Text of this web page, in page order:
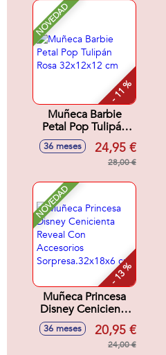
NOVEDAD
- 11 %
Muñeca Barbie
Petal Pop Tulipán
Rosa 32x12x12 cm
36 meses 24,95 €
28,00 €
NOVEDAD
- 13 %
Muñeca Princesa
Disney Cenicienta
Reveal Con
Accesorios
Sorpresa.32x18x6
36 meses 20,95 €
24,00 €